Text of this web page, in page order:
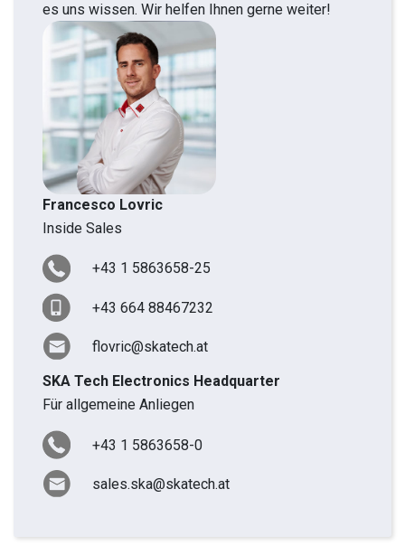
es uns wissen. Wir helfen Ihnen gerne weiter!
Francesco Lovric
Inside Sales
+43 1 5863658-25
+43 664 88467232
flovric@skatech.at
SKA Tech Electronics Headquarter
Für allgemeine Anliegen
+43 1 5863658-0
sales.ska@skatech.at